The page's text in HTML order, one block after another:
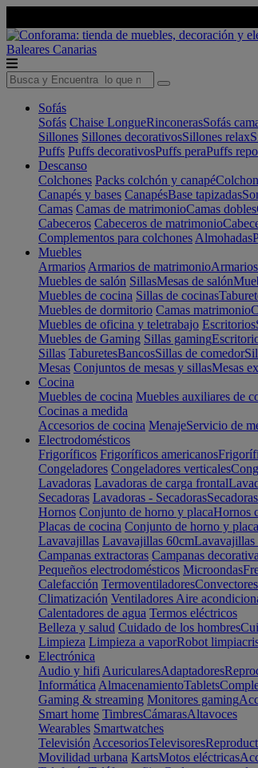
Baleares Canarias
Sofás
Sofás Chaise LongueRinconerasSofás
Sillones Sillones decorativosSillones relax
Puffs Puffs decorativosPuffs peraPuffs
Descanso
Colchones Packs colchón y canapé
Canapés y bases CanapésBase tapizadas
Camas Camas de matrimonioCamas dobles
Cabeceros Cabeceros de matrimonio
Complementos para colchones Almohadas
Muebles
Armarios Armarios de matrimonio
Muebles de salón SillasMesas de salón
Muebles de cocina Sillas de cocinas
Muebles de dormitorio Camas matrimonio
Muebles de oficina y teletrabajo Escritorios
Muebles de Gaming Sillas gaming
Sillas TaburetesBancosSillas de comedor
Mesas Conjuntos de mesas y sillasMesas
Cocina
Muebles de cocina Muebles auxiliares de
Cocinas a medida
Accesorios de cocina MenajeServicio de
Electrodomésticos
Frigoríficos Frigoríficos americanos
Congeladores Congeladores verticales
Lavadoras Lavadoras de carga frontal
Secadoras Lavadoras - Secadoras
Hornos Conjunto de horno y placaHornos
Placas de cocina Conjunto de horno y placa
Lavavajillas Lavavajillas 60cmLavavajillas
Campanas extractoras Campanas
Pequeños electrodomésticos Microondas
Calefacción TermoventiladoresConvectores
Climatización Ventiladores Aire
Calentadores de agua Termos eléctricos
Belleza y salud Cuidado de los hombres
Limpieza Limpieza a vaporRobot
Electrónica
Audio y hifi AuricularesAdaptadores
Informática AlmacenamientoTablets
Gaming & streaming Monitores gaming
Smart home TimbresCámarasAltavoces
Wearables Smartwatches
Televisión AccesoriosTelevisores
Movilidad urbana KartsMotos eléctricas